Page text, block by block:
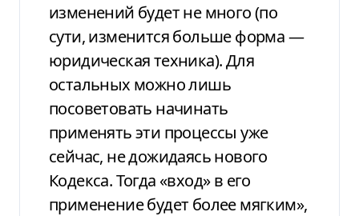
изменений будет не много (по
сути, изменится больше форма —
юридическая техника). Для
остальных можно лишь
посоветовать начинать
применять эти процессы уже
сейчас, не дожидаясь нового
Кодекса. Тогда «вход» в его
применение будет более мягким»,